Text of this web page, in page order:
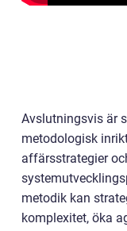
Avslutningsvis är
metodologisk
affärsstrategier
metodik kan
komplexitet, öka